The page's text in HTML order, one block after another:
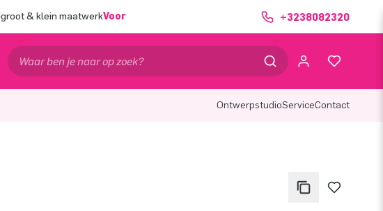
groot & klein maatwerkVoor +3238082320
OntwerpstudioServiceContact